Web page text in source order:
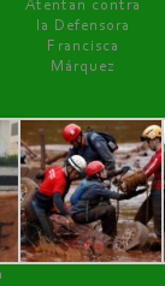
Atentan contra
la Defensora
Francisca
Márquez